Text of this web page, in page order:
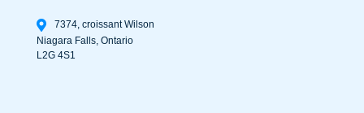
7374, croissant Wilson
Niagara Falls, Ontario
L2G 4S1